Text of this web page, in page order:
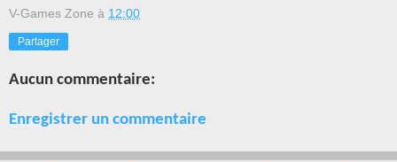
V-Games Zone à 12:00
Partager
Aucun commentaire:
Enregistrer un commentaire